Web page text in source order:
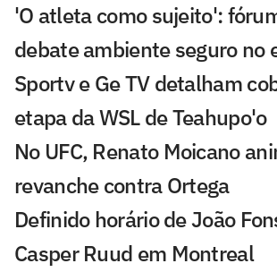
'O atleta como sujeito':
debate ambiente seguro no
Sportv e Ge TV detalham
etapa da WSL de Teahupo'o
No UFC, Renato Moicano
revanche contra Ortega
Definido horário de João
Casper Ruud em Montreal